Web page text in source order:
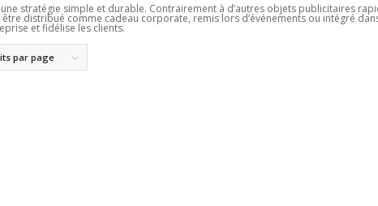
stratégie simple et durable. Contrairement à d’autres objets publicitaires
distribué comme cadeau corporate, remis lors d’événements ou intégré
et fidélise les clients.
par page